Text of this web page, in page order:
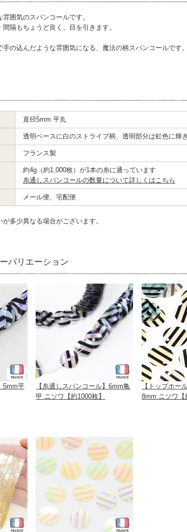
囲気のスパンコールです。
隔もちょうど良く、目を引きます。
の込んだような雰囲気になる、魔法の柄スパンコールです。
直径5mm 平丸
透明ベースに白のストライプ柄、透明部分は虹色に輝
フランス製
約4g（約1,000枚）が1本の糸に通っています
糸通しスパンコールの数量について詳しくはこちら
メール便、宅配便
多少異なる場合がございます。
バリエーション
5mm平
【糸通しスパンコール】6mm亀
甲 ニソワ【約1000枚】
【トップホー
8mm ニソワ【